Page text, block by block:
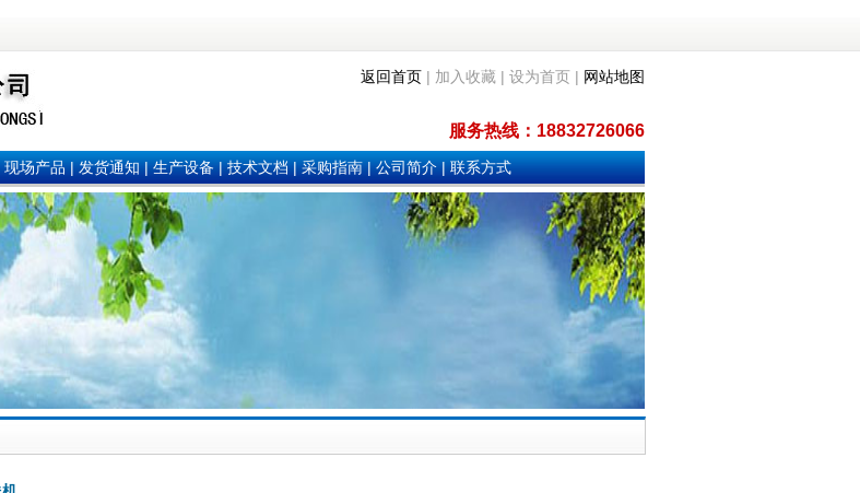
返回首页 | 加入收藏 | 设为首页 | 网站地图
服务热线：18832726066
现场产品|发货通知|生产设备|技术文档|采购指南|公司简介|联系方式